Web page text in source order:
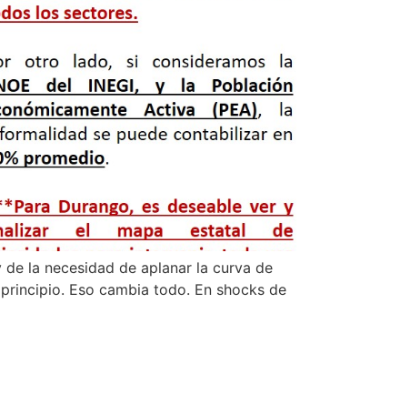
la necesidad de aplanar la curva de
Eso cambia todo. En shocks de